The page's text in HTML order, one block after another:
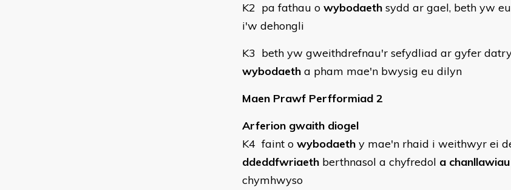
K2 pa fathau o wybodaeth sydd ar gael, beth yw
i'w dehongli
K3 beth yw gweithdrefnau'r sefydliad ar gyfer
wybodaeth a pham mae'n bwysig eu dilyn
Maen Prawf Perfformiad 2
Arferion gwaith diogel
K4 faint o wybodaeth y mae'n rhaid i weithwyr ei
ddeddfwriaeth berthnasol a chyfredol a
chymhwyso